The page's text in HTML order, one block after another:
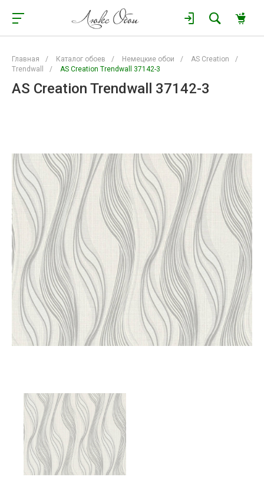
Главная / Каталог обоев / Немецкие обои / AS Creation
/
Trendwall
/ AS Creation Trendwall 37142-3
AS Creation Trendwall 37142-3